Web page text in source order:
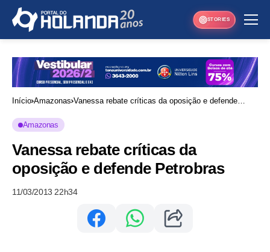
STORIES
Início Amazonas Vanessa rebate críticas da oposição e defende
Amazonas
Vanessa rebate críticas da
oposição e defende Petrobras
11/03/2013 22h34